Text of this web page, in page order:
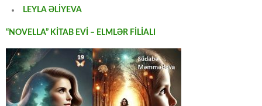
LEYLA ƏLİYEVA
“NOVELLA” KİTAB EVİ – ELMLƏR FİLİALI